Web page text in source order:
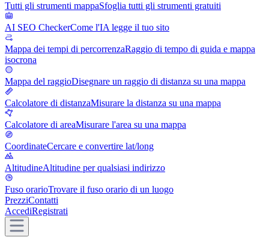
Tutti gli strumenti mappaSfoglia tutti gli strumenti gratuiti
AI SEO CheckerCome l'IA legge il tuo sito
Mappa dei tempi di percorrenzaRaggio di tempo di guida e mappa
isocrona
Mappa del raggioDisegnare un raggio di distanza su una mappa
Calcolatore di distanzaMisurare la distanza su una mappa
Calcolatore di areaMisurare l'area su una mappa
CoordinateCercare e convertire lat/long
AltitudineAltitudine per qualsiasi indirizzo
Fuso orarioTrovare il fuso orario di un luogo
PrezziContatti
AccediRegistrati